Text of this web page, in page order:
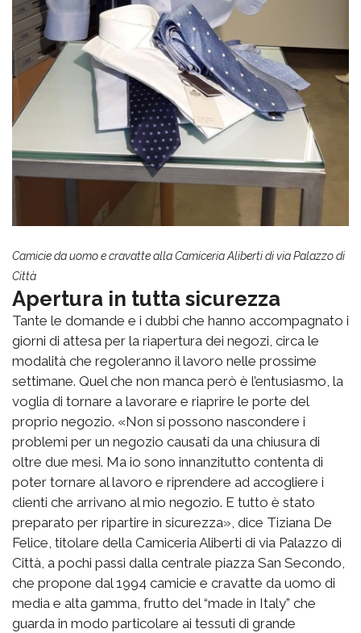
Camicie da uomo e cravatte alla Camiceria Aliberti di via Palazzo di
Città
Apertura in tutta sicurezza
Tante le domande e i dubbi che hanno accompagnato i
giorni di attesa per la riapertura dei negozi, circa le
modalità che regoleranno il lavoro nelle prossime
settimane. Quel che non manca però è l’entusiasmo, la
voglia di tornare a lavorare e riaprire le porte del
proprio negozio. «Non si possono nascondere i
problemi per un negozio causati da una chiusura di
oltre due mesi. Ma io sono innanzitutto contenta di
poter tornare al lavoro e riprendere ad accogliere i
clienti che arrivano al mio negozio. E tutto è stato
preparato per ripartire in sicurezza», dice Tiziana De
Felice, titolare della Camiceria Aliberti di via Palazzo di
Città, a pochi passi dalla centrale piazza San Secondo,
che propone dal 1994 camicie e cravatte da uomo di
media e alta gamma, frutto del “made in Italy” che
guarda in modo particolare ai tessuti di grande